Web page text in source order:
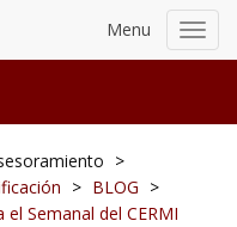
Menu
>
> BLOG >
Semanal del CERMI